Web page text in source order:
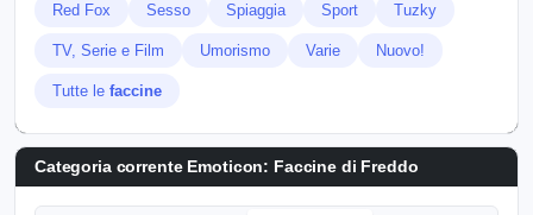
Red Fox Sesso Spiaggia Sport Tuzky
TV, Serie e Film Umorismo Varie Nuovo!
Tutte le faccine
Categoria corrente Emoticon: Faccine di Freddo